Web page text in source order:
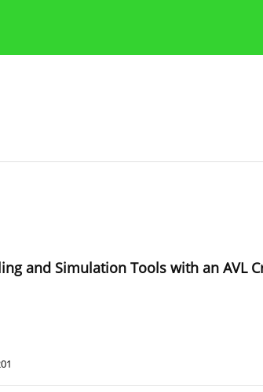
and Simulation Tools with an AVL